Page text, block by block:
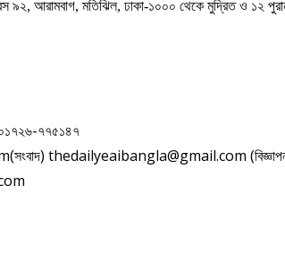
৯২, আরামবাগ, মতিঝিল, ঢাকা-১০০০ থেকে মুদ্রিত ও ১২
০১৭২৬-৭৭৫১৪৭
thedailyeaibangla@gmail.com